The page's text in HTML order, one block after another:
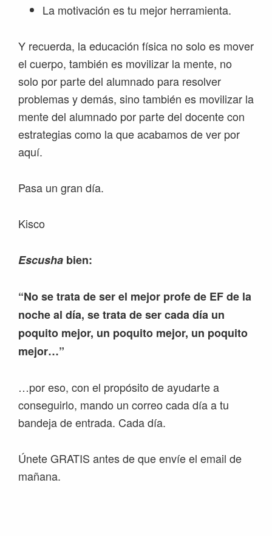
La motivación es tu mejor herramienta.
Y recuerda, la educación física no solo es mover
el cuerpo, también es movilizar la mente, no
solo por parte del alumnado para resolver
problemas y demás, sino también es movilizar la
mente del alumnado por parte del docente con
estrategias como la que acabamos de ver por
aquí.
Pasa un gran día.
Kisco
Escusha bien:
“No se trata de ser el mejor profe de EF de la
noche al día, se trata de ser cada día un
poquito mejor, un poquito mejor, un poquito
mejor…”
…por eso, con el propósito de ayudarte a
conseguirlo, mando un correo cada día a tu
bandeja de entrada. Cada día.
Únete GRATIS antes de que envíe el email de
mañana.